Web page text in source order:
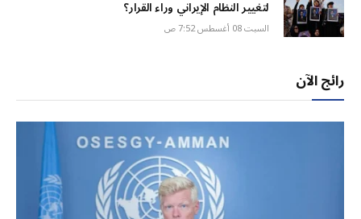
لتغيير النظام الإيراني وراء القرار؟
السبت 08 أغسطس 7:52 ص
رائج الآن